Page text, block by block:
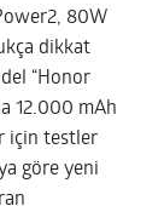
80W
dikkat
“Honor
12.000 mAh
için testler
göre yeni